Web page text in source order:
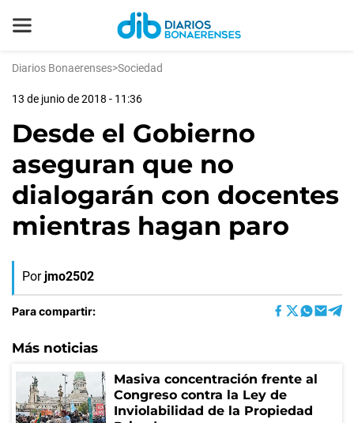
Diarios Bonaerenses>Sociedad
13 de junio de 2018 - 11:36
Desde el Gobierno
aseguran que no
dialogarán con docentes
mientras hagan paro
Por jmo2502
Para compartir:
Más noticias
Masiva concentración frente al
Congreso contra la Ley de
Inviolabilidad de la Propiedad